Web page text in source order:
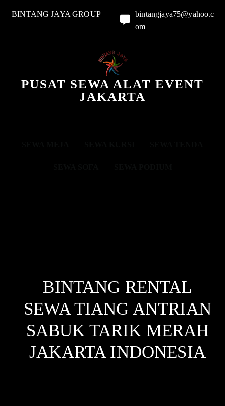
BINTANG JAYA GROUP
bintangjaya75@yahoo.c
om
PUSAT SEWA ALAT EVENT
JAKARTA
BINTANG RENTAL
SEWA TIANG ANTRIAN
SABUK TARIK MERAH
JAKARTAINDONESIA